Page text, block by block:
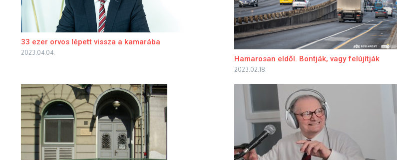
33 ezer orvos lépett vissza a kamarába
2023.04.04.
Hamarosan eldől. Bontják, vagy felújítják
2023.02.18.